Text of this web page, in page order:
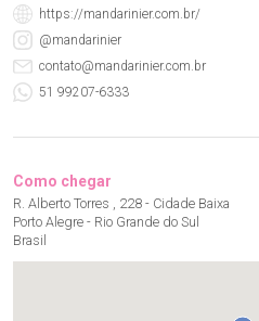
https://mandarinier.com.br/
@mandarinier
contato@mandarinier.com.br
51 99207-6333
Como chegar
R. Alberto Torres , 228 - Cidade Baixa
Porto Alegre - Rio Grande do Sul
Brasil